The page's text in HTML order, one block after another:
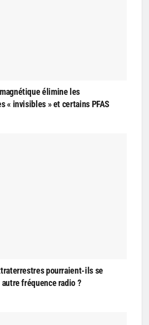
élimine les
« invisibles » et certains PFAS
pourraient-ils se
fréquence radio ?